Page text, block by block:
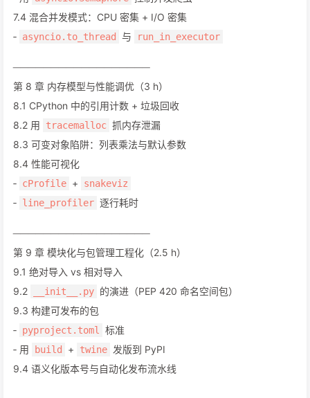
7.4 混合并发模式：CPU 密集 + I/O 密集
‑ asyncio.to_thread 与 run_in_executor
──────────────────
第 8 章 内存模型与性能调优（3 h）
8.1 CPython 中的引用计数 + 垃圾回收
8.2 用
tracemalloc 抓内存泄漏
8.3 可变对象陷阱：列表乘法与默认参数
8.4 性能可视化
‑ cProfile + snakeviz
‑ line_profiler 逐行耗时
──────────────────
第 9 章 模块化与包管理工程化（2.5 h）
9.1 绝对导入 vs 相对导入
9.2
__init__.py 的演进（PEP 420 命名空间包）
9.3 构建可发布的包
‑ pyproject.toml
标准
‑ 用
build + twine 发版到 PyPI
9.4 语义化版本号与自动化发布流水线